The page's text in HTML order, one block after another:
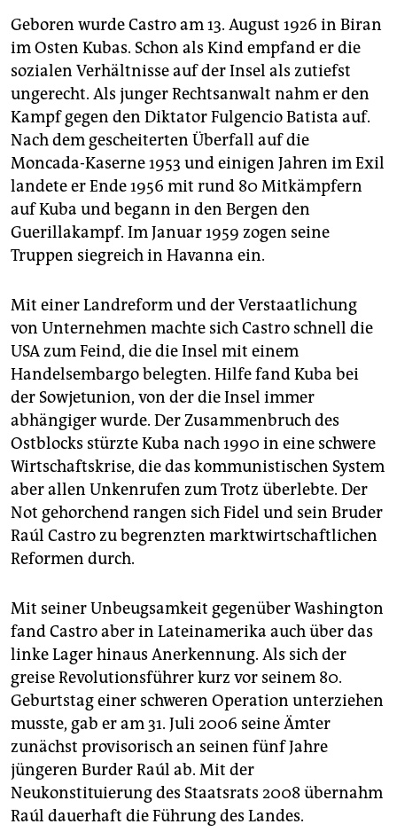
Geboren wurde Castro am 13. August 1926 in Biran
im Osten Kubas. Schon als Kind empfand er die
sozialen Verhältnisse auf der Insel als zutiefst
ungerecht. Als junger Rechtsanwalt nahm er den
Kampf gegen den Diktator Fulgencio Batista auf.
Nach dem gescheiterten Überfall auf die
Moncada-Kaserne 1953 und einigen Jahren im Exil
landete er Ende 1956 mit rund 80 Mitkämpfern
auf Kuba und begann in den Bergen den
Guerillakampf. Im Januar 1959 zogen seine
Truppen siegreich in Havanna ein.
Mit einer Landreform und der Verstaatlichung
von Unternehmen machte sich Castro schnell die
USA zum Feind, die die Insel mit einem
Handelsembargo belegten. Hilfe fand Kuba bei
der Sowjetunion, von der die Insel immer
abhängiger wurde. Der Zusammenbruch des
Ostblocks stürzte Kuba nach 1990 in eine schwere
Wirtschaftskrise, die das kommunistischen System
aber allen Unkenrufen zum Trotz überlebte. Der
Not gehorchend rangen sich Fidel und sein Bruder
Raúl Castro zu begrenzten marktwirtschaftlichen
Reformen durch.
Mit seiner Unbeugsamkeit gegenüber Washington
fand Castro aber in Lateinamerika auch über das
linke Lager hinaus Anerkennung. Als sich der
greise Revolutionsführer kurz vor seinem 80.
Geburtstag einer schweren Operation unterziehen
musste, gab er am 31. Juli 2006 seine Ämter
zunächst provisorisch an seinen fünf Jahre
jüngeren Burder Raúl ab. Mit der
Neukonstituierung des Staatsrats 2008 übernahm
Raúl dauerhaft die Führung des Landes.